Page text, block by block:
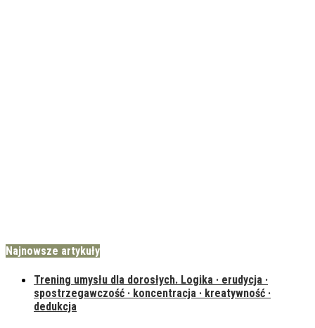
Najnowsze artykuły
Trening umysłu dla dorosłych. Logika · erudycja ·
spostrzegawczość · koncentracja · kreatywność ·
dedukcja